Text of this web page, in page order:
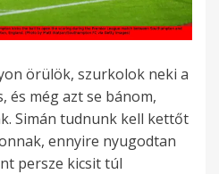
örülök, szurkolok neki a
és még azt se bánom,
Simán tudnunk kell kettőt
ennyire nyugodtan
persze kicsit túl